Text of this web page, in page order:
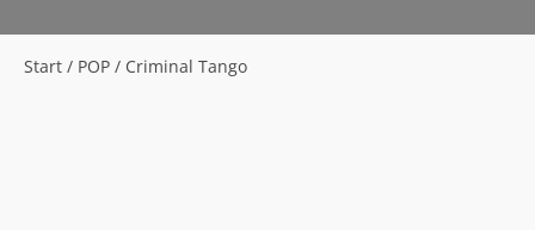
Start / POP / Criminal Tango